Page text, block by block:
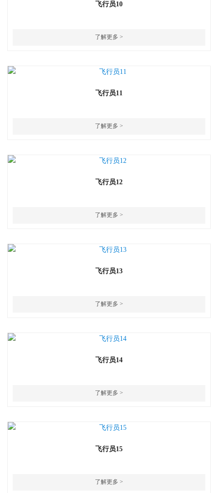
飞行员10
了解更多 >
飞行员11
了解更多 >
飞行员12
了解更多 >
飞行员13
了解更多 >
飞行员14
了解更多 >
飞行员15
了解更多 >